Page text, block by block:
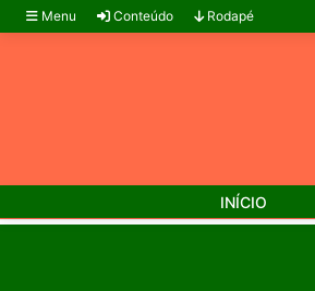
Menu Conteúdo Rodapé
INÍCIO